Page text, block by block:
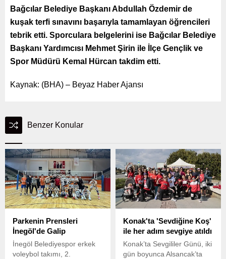
Bağcılar Belediye Başkanı Abdullah Özdemir de
kuşak terfi sınavını başarıyla tamamlayan öğrencileri
tebrik etti. Sporculara belgelerini ise Bağcılar Belediye
Başkanı Yardımcısı Mehmet Şirin ile İlçe Gençlik ve
Spor Müdürü Kemal Hürcan takdim etti.
Kaynak: (BHA) – Beyaz Haber Ajansı
Benzer Konular
Parkenin Prensleri
İnegöl'de Galip
İnegöl Belediyespor erkek
voleybol takımı, 2.
Konak'ta 'Sevdiğine Koş'
ile her adım sevgiye atıldı
Konak’ta Sevgililer Günü, iki
gün boyunca Alsancak’ta